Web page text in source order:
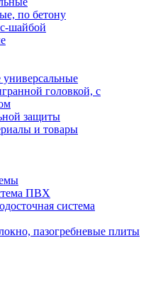
по бетону
шайбой
головкой, с
защиты
и товары
ПВХ
система
пазогребневые плиты